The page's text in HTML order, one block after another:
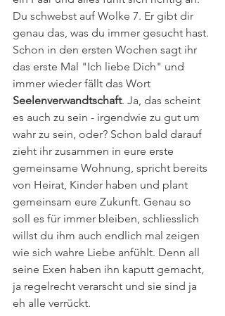
Du schwebst auf Wolke 7. Er gibt dir
genau das, was du immer gesucht hast.
Schon in den ersten Wochen sagt ihr
das erste Mal "Ich liebe Dich" und
immer wieder fällt das Wort
Seelenverwandtschaft. Ja, das scheint
es auch zu sein - irgendwie zu gut um
wahr zu sein, oder? Schon bald darauf
zieht ihr zusammen in eure erste
gemeinsame Wohnung, spricht bereits
von Heirat, Kinder haben und plant
gemeinsam eure Zukunft. Genau so
soll es für immer bleiben, schliesslich
willst du ihm auch endlich mal zeigen
wie sich wahre Liebe anfühlt. Denn all
seine Exen haben ihn kaputt gemacht,
ja regelrecht verarscht und sie sind ja
eh alle verrückt.